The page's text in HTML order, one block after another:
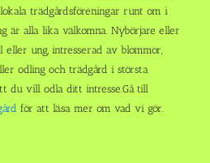
trädgårdsföreningar runt om i
är alla lika välkomna. Nybörjare eller
eller ung, intresserad av blommor,
odling och trädgård i största
du vill odla ditt intresse.Gå till
för att läsa mer om vad vi gör.